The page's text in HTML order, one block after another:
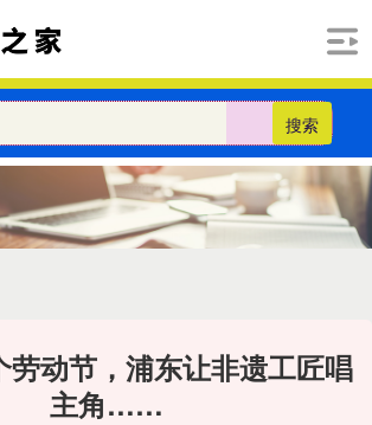
搜索
劳动节，浦东让非遗工匠唱
主角……